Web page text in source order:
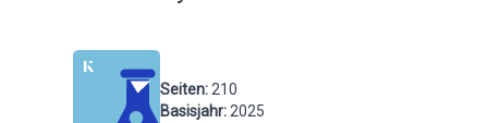
Seiten: 210
Basisjahr: 2025